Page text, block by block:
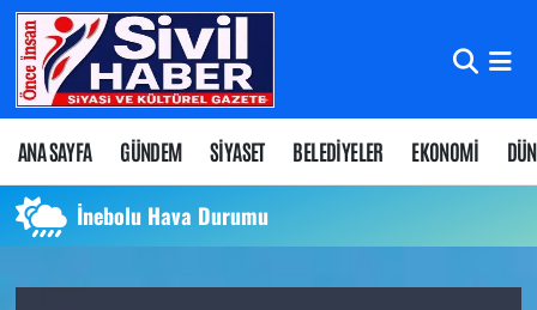
ANA SAYFA GÜNDEM SİYASET BELEDİYELER EKONOMİ
İnebolu Hava Durumu
Nöbetçi Eczaneler
Hava Durumu
Namaz Vakitleri